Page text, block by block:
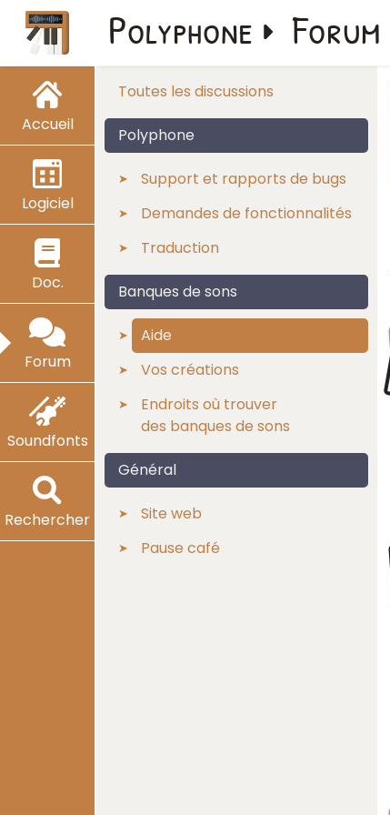
Accueil
Logiciel
Doc.
Forum
Soundfonts
Rechercher
Polyphone Forum
Toutes les discussions
Polyphone
Support et rapports de bugs
Demandes de fonctionnalités
Traduction
Banques de sons
Aide
Vos créations
Endroits où trouver
des banques de sons
Général
Site web
Pause café